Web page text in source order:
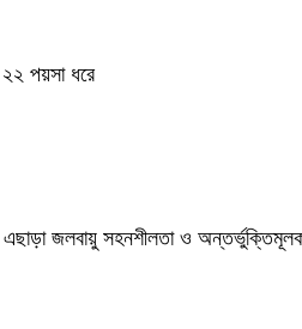
২২ পয়সা ধরে
এছাড়া জলবায়ু সহনশীলতা ও